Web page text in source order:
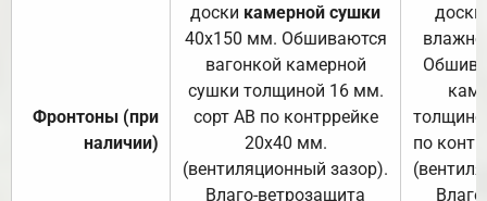
Фронтоны (при
наличии)
доски камерной сушки
40х150 мм. Обшиваются
вагонкой камерной
сушки толщиной 16 мм.
сорт АВ по контррейке
20х40 мм.
(вентиляционный зазор).
Влаго-ветрозащита
доски
по